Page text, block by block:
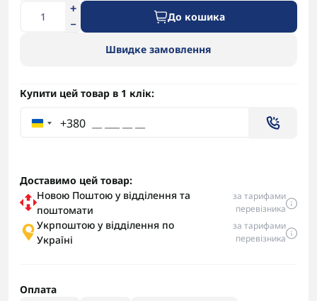
До кошика
Швидке замовлення
Купити цей товар в 1 клік:
+380
Доставимо цей товар:
Новою Поштою у відділення та
поштомати
за тарифами
перевізника
Укрпоштою у відділення по
Україні
за тарифами
перевізника
Оплата